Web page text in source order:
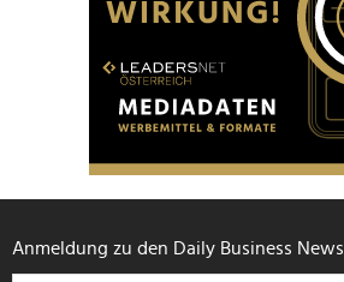
Anmeldung zu den Daily Business News